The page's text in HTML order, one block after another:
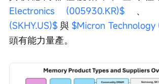
Electronics (005930.KR)$
(SKHY.US)$ 與 $Micron Technology
頭有能力量產。